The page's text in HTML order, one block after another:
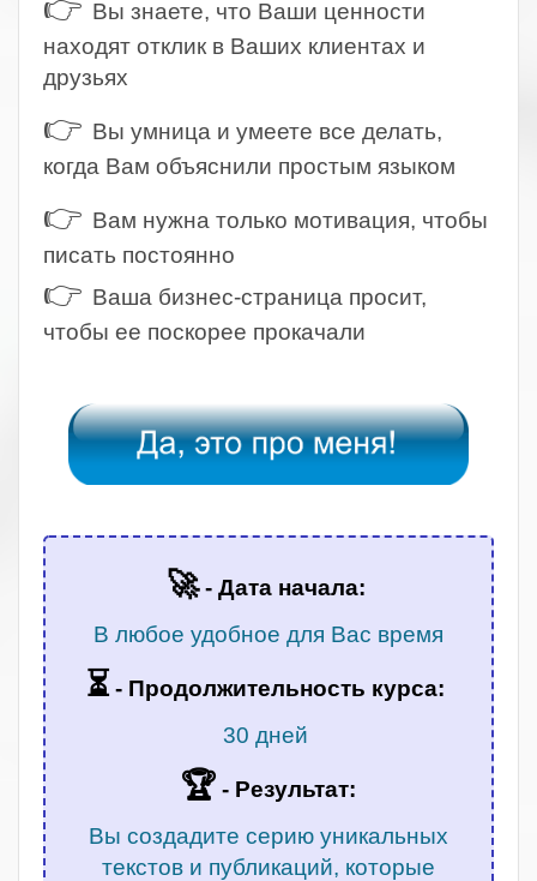
👉 Вы знаете, что Ваши ценности
находят отклик в Ваших клиентах и
друзьях
👉 Вы умница и умеете все делать,
когда Вам объяснили простым языком
👉 Вам нужна только мотивация, чтобы
писать постоянно
👉 Ваша бизнес-страница просит,
чтобы ее поскорее прокачали
🚀- Дата начала:
В любое удобное для Вас время
⏳- Продолжительность курса:
30 дней
🏆 - Результат:
Вы создадите серию уникальных
текстов и публикаций, которые